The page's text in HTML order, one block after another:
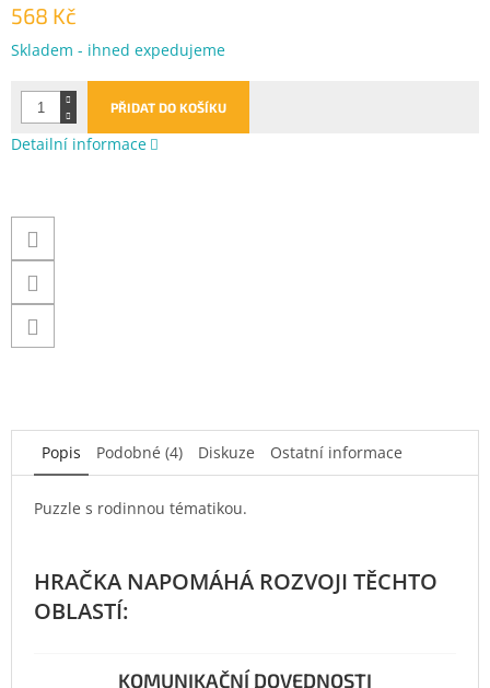
568 Kč
Měrná
Skladem - ihned expedujeme
PŘIDAT DO KOŠÍKU
Detailní informace
Popis Podobné (4) Diskuze Ostatní informace
Puzzle s rodinnou tématikou.
KOMUNIKAČNÍ DOVEDNOSTI